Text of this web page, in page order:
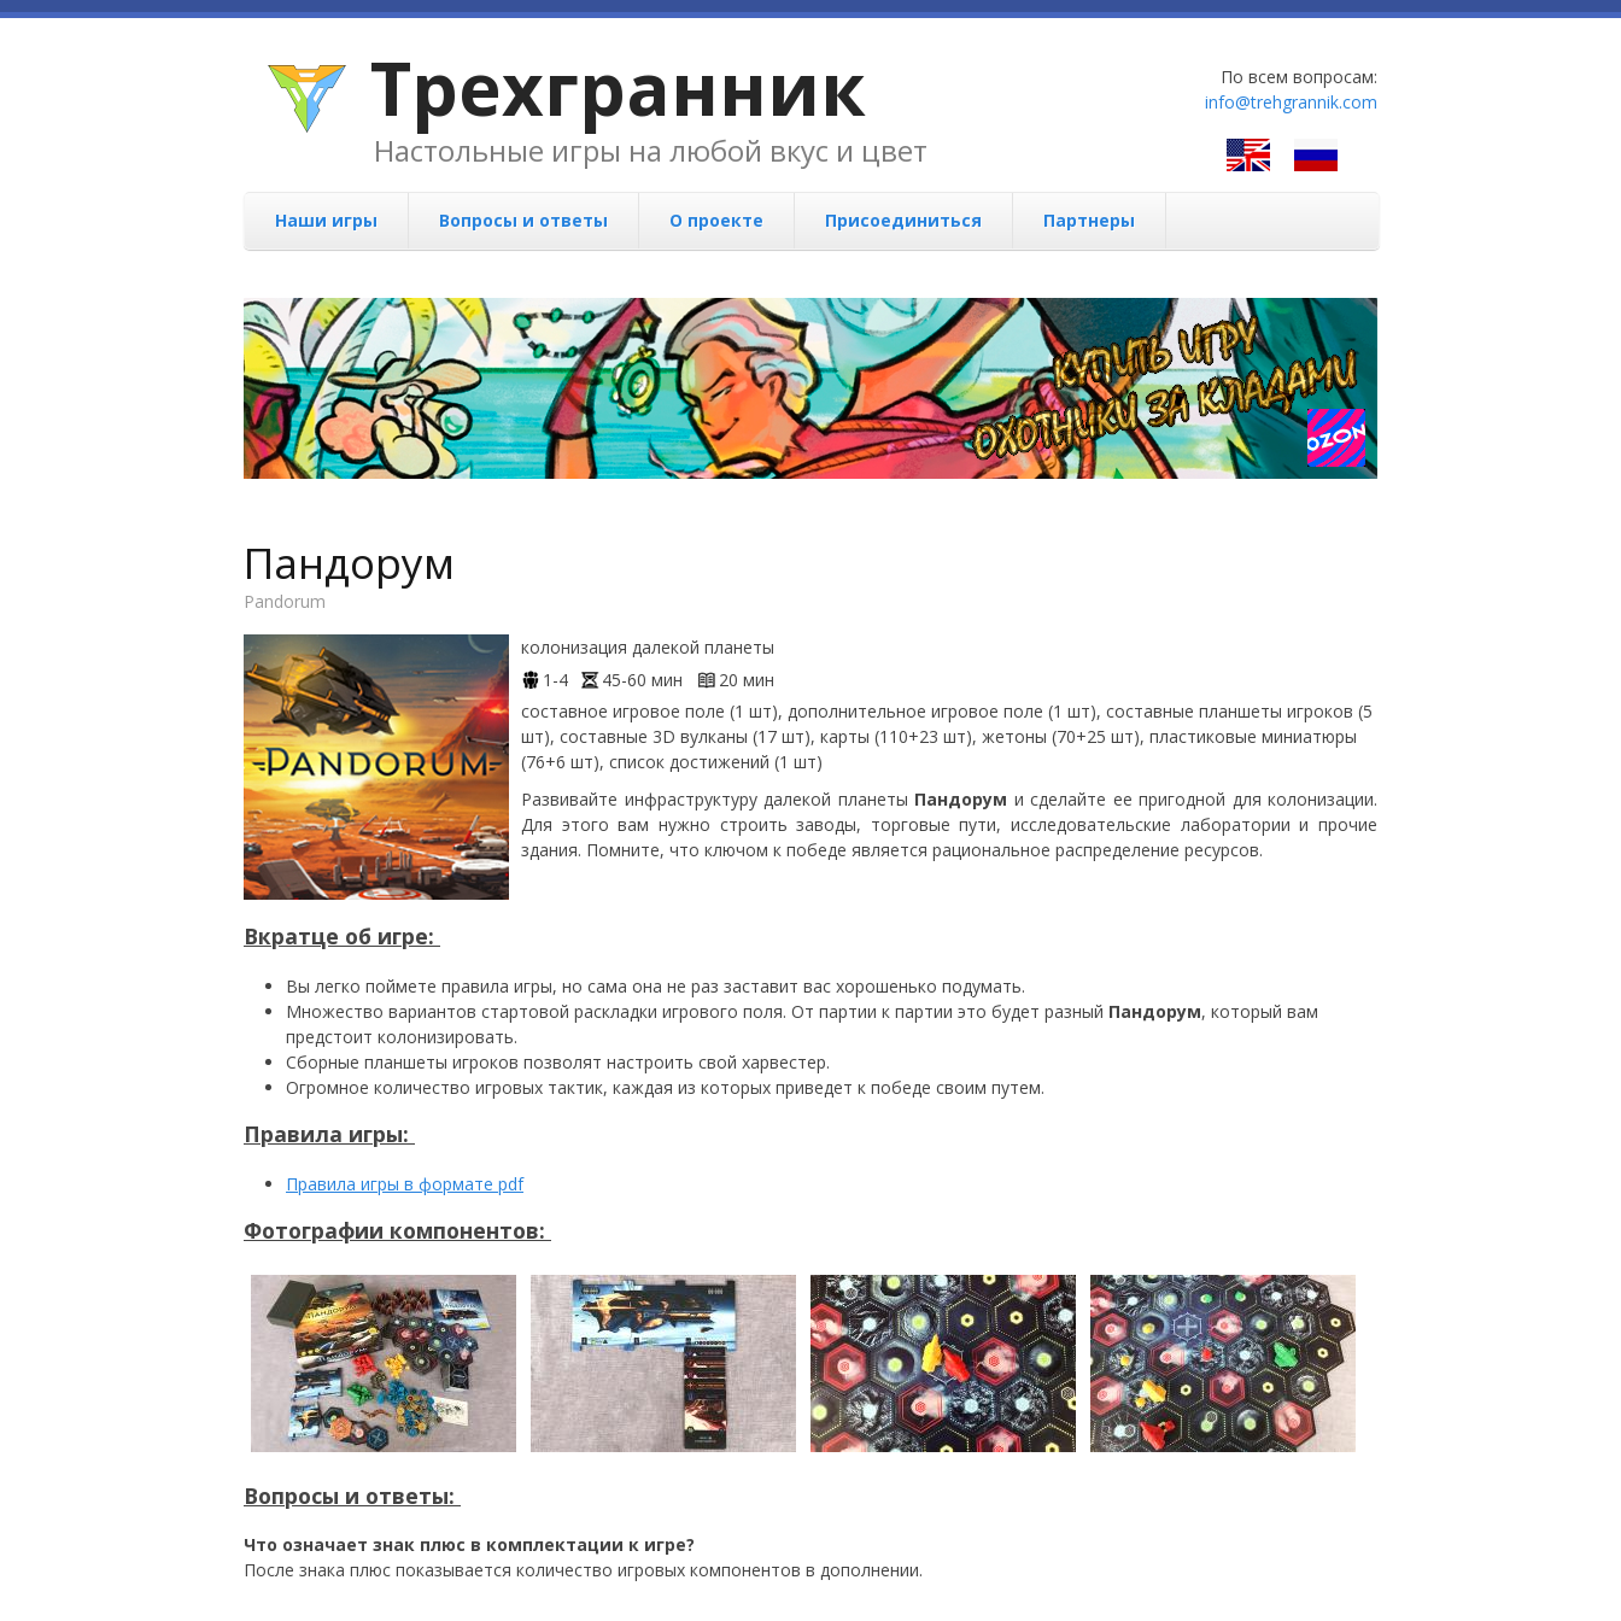
По всем вопросам:
info@trehgrannik.com
Трехгранник
Настольные игры на любой вкус и цвет
Наши игры Вопросы и ответы О проекте Присоединиться Партнеры
Пандорум
Pandorum
колонизация далекой планеты
1-4
45-60 мин
20 мин
составное игровое поле (1 шт), дополнительное игровое поле (1 шт), составные планшеты игроков (5
шт), составные 3D вулканы (17 шт), карты (110+23 шт), жетоны (70+25 шт), пластиковые миниатюры
(76+6 шт), список достижений (1 шт)
Развивайте инфраструктуру далекой планеты Пандорум и сделайте ее пригодной для колонизации.
Для этого вам нужно строить заводы, торговые пути, исследовательские лаборатории и прочие
здания. Помните, что ключом к победе является рациональное распределение ресурсов.
Вкратце об игре:
Вы легко поймете правила игры, но сама она не раз заставит вас хорошенько подумать.
Множество вариантов стартовой раскладки игрового поля. От партии к партии это будет разный Пандорум, который вам
предстоит колонизировать.
Сборные планшеты игроков позволят настроить свой харвестер.
Огромное количество игровых тактик, каждая из которых приведет к победе своим путем.
Правила игры:
Правила игры в формате pdf
Фотографии компонентов:
Вопросы и ответы:
Что означает знак плюс в комплектации к игре?
После знака плюс показывается количество игровых компонентов в дополнении.